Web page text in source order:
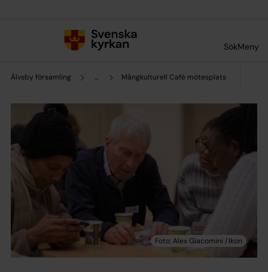
SökMeny
Älvsby församling ... Mångkulturell Café mötesplats